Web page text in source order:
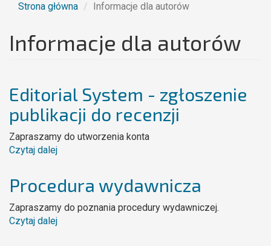
Strona główna Informacje dla autorów
Informacje dla autorów
Editorial System - zgłoszenie
publikacji do recenzji
Zapraszamy do utworzenia konta
Czytaj dalej
System
-
zgłoszenie
publikacji
Procedura wydawnicza
Zapraszamy do poznania procedury wydawniczej.
Czytaj dalej